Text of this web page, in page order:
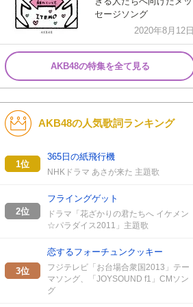
セージソング
2020年8月12日
AKB48の特集を全て見る
AKB48の人気歌詞ランキング
1位
365日の紙飛行機
NHKドラマ あさが来た 主題歌
2位
フライングゲット
ドラマ「花ざかりの君たちへ イケメン
☆パラダイス2011」主題歌
3位
恋するフォーチュンクッキー
フジテレビ「お台場合衆国2013」テー
マソング、「JOYSOUND f1」CMソン
グ